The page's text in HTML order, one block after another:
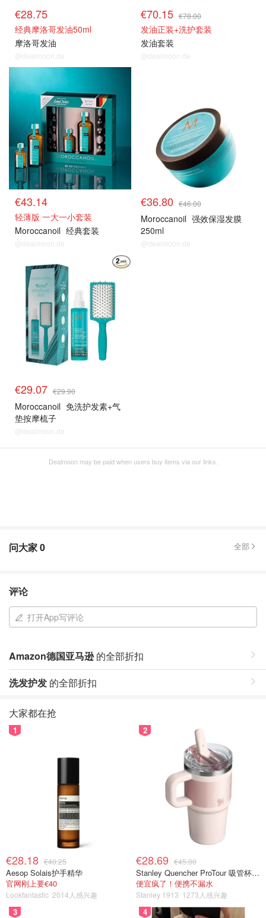
€28.75
经典摩洛哥发油50ml
摩洛哥发油
@dealmoon.de
€70.15 €78.00
发油正装+洗护套装
发油套装
@dealmoon.de
€43.14
轻薄版 一大一小套装
Moroccanoil 经典套装
@dealmoon.de
€36.80 €46.00
Moroccanoil 强效保湿发膜
250ml
@dealmoon.de
€29.07 €29.90
Moroccanoil 免洗护发素+气
垫按摩梳子
@dealmoon.de
Dealmoon may be paid when users buy items via our links.
问大家0 全部
评论
打开App写评论
Amazon德国亚马逊的全部折扣
洗发护发 的全部折扣
大家都在抢
1
€28.18 €40.25
Aesop Solais护手精华
官网刚上要€40
Lookfantastic 2014人感兴趣
2
€28.69 €45.00
Stanley Quencher ProTour 吸管杯 0.59L
便宜疯了！便携不漏水
Stanley 1913 1273人感兴趣
3 4